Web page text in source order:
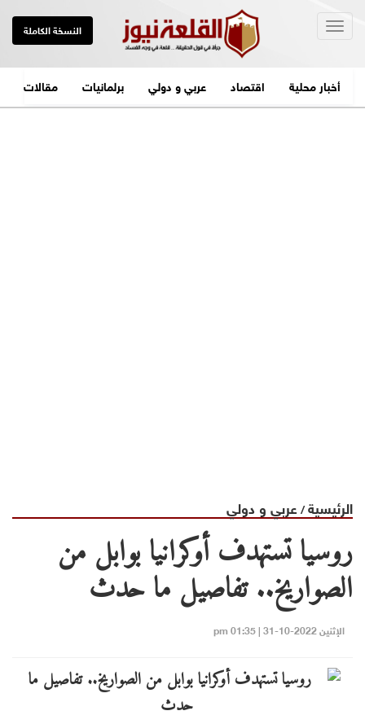
النسخة الكاملة
أخبار محلية اقتصاد عربي و دولي برلمانيات مقالات
الرئيسية/ عربي و دولي
روسيا تستهدف أوكرانيا بوابل من
الصواريخ.. تفاصيل ما حدث
الإثنين 2022-10-31 | 01:35 pm